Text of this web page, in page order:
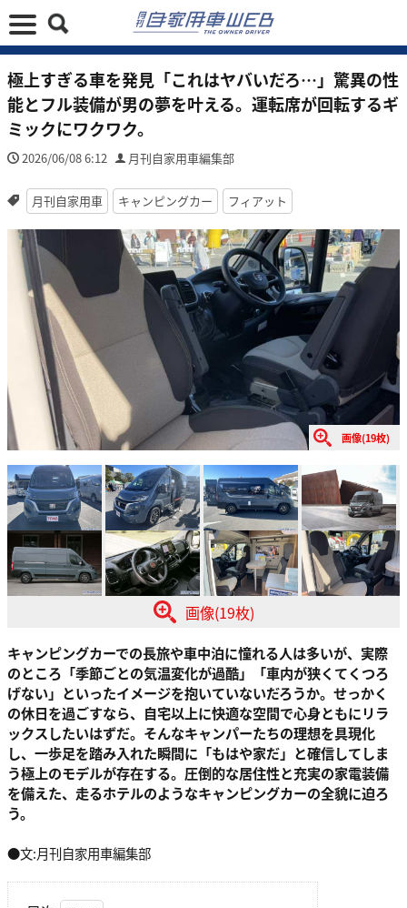
極上すぎる車を発見「これはヤバいだろ…」驚異の性
能とフル装備が男の夢を叶える。運転席が回転するギ
ミックにワクワク。
2026/06/08 6:12 月刊自家用車編集部
月刊自家用車 キャンピングカー フィアット
画像(19枚)
画像(19枚)
キャンピングカーでの長旅や車中泊に憧れる人は多いが、実際
のところ「季節ごとの気温変化が過酷」「車内が狭くてくつろ
げない」といったイメージを抱いていないだろうか。せっかく
の休日を過ごすなら、自宅以上に快適な空間で心身ともにリラ
ックスしたいはずだ。そんなキャンパーたちの理想を具現化
し、一歩足を踏み入れた瞬間に「もはや家だ」と確信してしま
う極上のモデルが存在する。圧倒的な居住性と充実の家電装備
を備えた、走るホテルのようなキャンピングカーの全貌に迫ろ
う。
●文:月刊自家用車編集部